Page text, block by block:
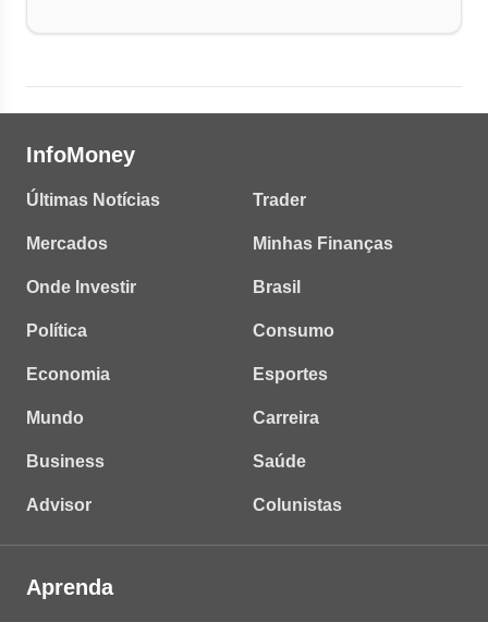
InfoMoney
Últimas Notícias
Mercados
Onde Investir
Política
Economia
Mundo
Business
Advisor
Trader
Minhas Finanças
Brasil
Consumo
Esportes
Carreira
Saúde
Colunistas
Aprenda